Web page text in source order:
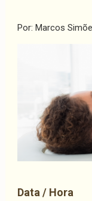
Por: Marcos
Data / Hora